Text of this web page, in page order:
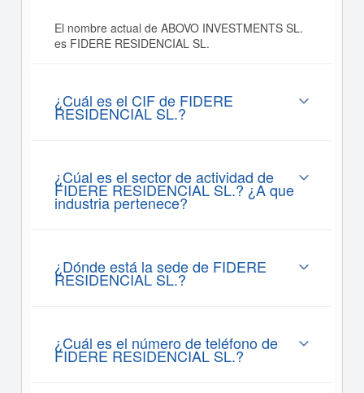
El nombre actual de ABOVO INVESTMENTS SL.
es FIDERE RESIDENCIAL SL.
¿Cuál es el CIF de FIDERE
RESIDENCIAL SL.?
¿Cúal es el sector de actividad de
FIDERE RESIDENCIAL SL.? ¿A que
industria pertenece?
¿Dónde está la sede de FIDERE
RESIDENCIAL SL.?
¿Cuál es el número de teléfono de
FIDERE RESIDENCIAL SL.?